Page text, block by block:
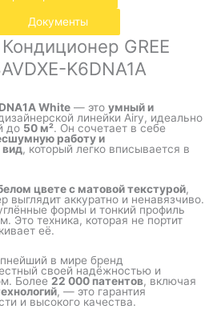
Документы
GREE
K6DNA1A
White — это умный и
линейки Airy, идеально
до 50 м². Он сочетает в себе
работу и
, который легко вписывается в
цвете с матовой текстурой,
выглядит аккуратно и ненавязчиво.
формы и тонкий профиль
Это техника, которая не портит
её.
в мире бренд
своей надёжностью и
Более 22 000 патентов, включая
, — это гарантия
и высокого качества.